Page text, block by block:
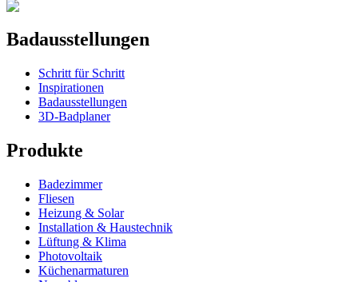
Badausstellungen
Schritt für Schritt
Inspirationen
Badausstellungen
3D-Badplaner
Produkte
Badezimmer
Fliesen
Heizung & Solar
Installation & Haustechnik
Lüftung & Klima
Photovoltaik
Küchenarmaturen